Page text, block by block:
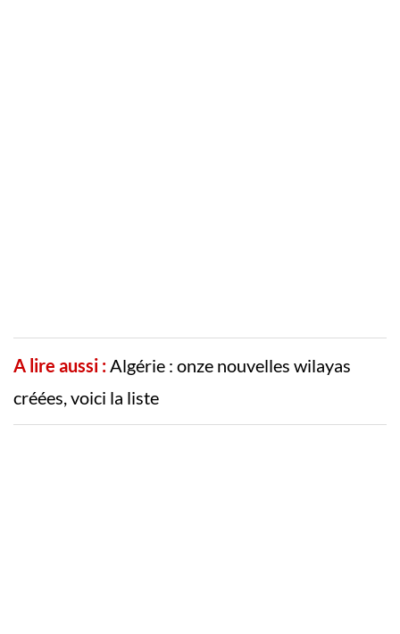
A lire aussi :Algérie : onze nouvelles wilayas
créées, voici la liste